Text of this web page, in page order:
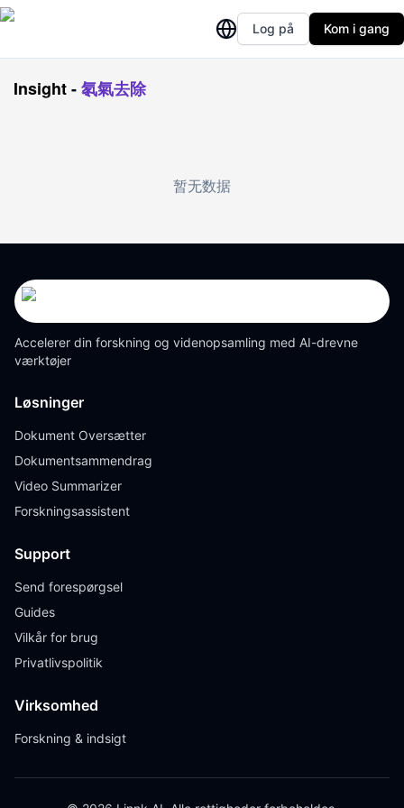
Log på Kom i gang
Insight-氡氣去除
暂无数据
Accelerer din forskning og videnopsamling med AI-drevne
værktøjer
Løsninger
Dokument Oversætter
Dokumentsammendrag
Video Summarizer
Forskningsassistent
Support
Send forespørgsel
Guides
Vilkår for brug
Privatlivspolitik
Virksomhed
Forskning & indsigt